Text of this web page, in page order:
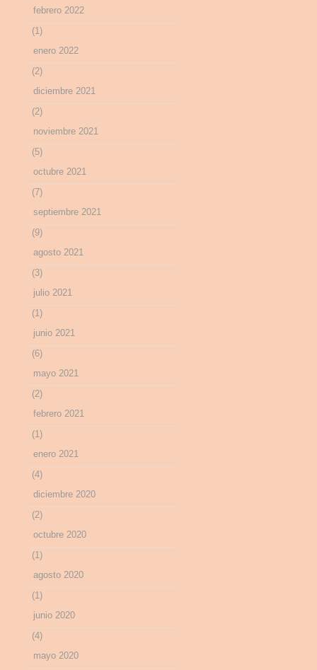
febrero 2022
(1)
enero 2022
(2)
diciembre 2021
(2)
noviembre 2021
(5)
octubre 2021
(7)
septiembre 2021
(9)
agosto 2021
(3)
julio 2021
(1)
junio 2021
(6)
mayo 2021
(2)
febrero 2021
(1)
enero 2021
(4)
diciembre 2020
(2)
octubre 2020
(1)
agosto 2020
(1)
junio 2020
(4)
mayo 2020